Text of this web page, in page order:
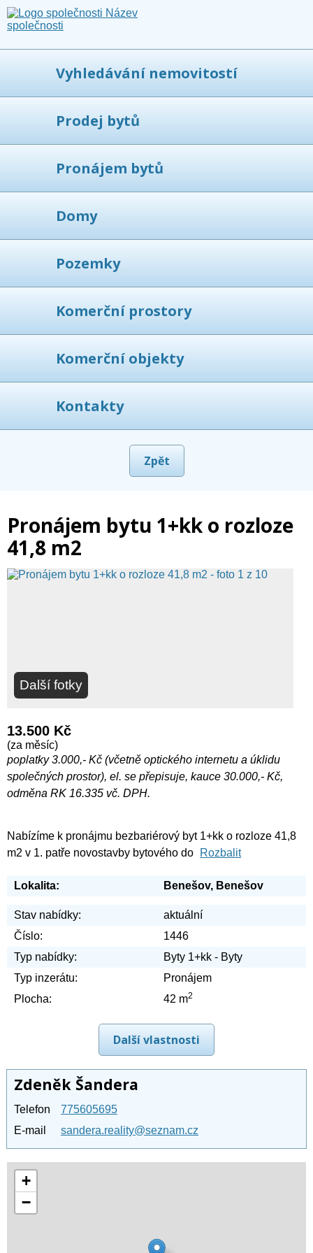
Vyhledávání nemovitostí
Prodej bytů
Pronájem bytů
Domy
Pozemky
Komerční prostory
Komerční objekty
Kontakty
Zpět
Pronájem bytu 1+kk o rozloze
41,8 m2
Další fotky
13.500 Kč
(za měsíc)
poplatky 3.000,- Kč (včetně optického internetu a úklidu
společných prostor), el. se přepisuje, kauce 30.000,- Kč,
odměna RK 16.335 vč. DPH.
Nabízíme k pronájmu bezbariérový byt 1+kk o rozloze 41,8
m2 v 1. patře novostavby bytového do
Rozbalit
Lokalita: Benešov, Benešov
Stav nabídky:
aktuální
Číslo:
1446
Typ nabídky:
Byty 1+kk - Byty
Typ inzerátu:
Pronájem
Plocha:
42 m2
Další vlastnosti
Zdeněk Šandera
Telefon
775605695
E-mail
sandera.reality@seznam.cz
+
−